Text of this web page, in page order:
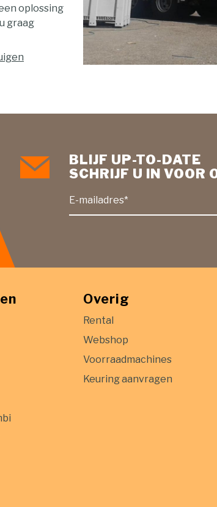
oplossing
graag
BLIJF UP-TO-DATE
SCHRIJF U IN VOOR
E-mailadres*
Overig
Rental
Webshop
Voorraadmachines
Keuring aanvragen